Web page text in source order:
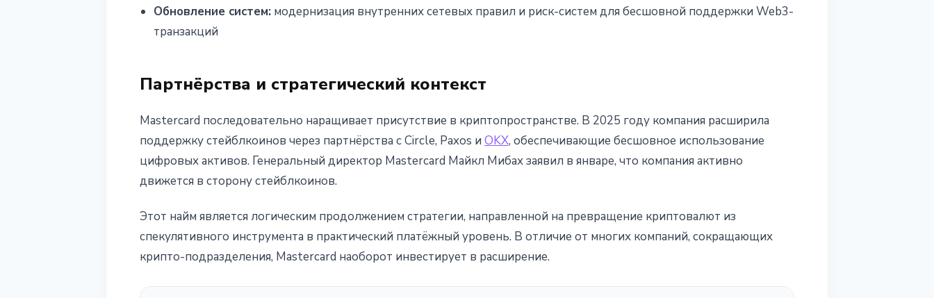
Обновление систем: модернизация внутренних сетевых правил и риск-систем для бесшовной поддержки Web3-
транзакций
Партнёрства и стратегический контекст
Mastercard последовательно наращивает присутствие в криптопространстве. В 2025 году компания расширила
поддержку стейблкоинов через партнёрства с Circle, Paxos и OKX, обеспечивающие бесшовное использование
цифровых активов. Генеральный директор Mastercard Майкл Мибах заявил в январе, что компания активно
движется в сторону стейблкоинов.
Этот найм является логическим продолжением стратегии, направленной на превращение криптовалют из
спекулятивного инструмента в практический платёжный уровень. В отличие от многих компаний, сокращающих
крипто-подразделения, Mastercard наоборот инвестирует в расширение.